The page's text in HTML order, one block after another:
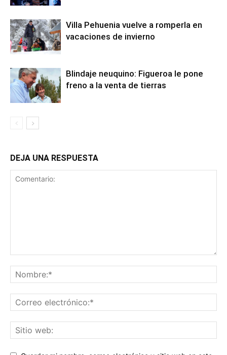
Villa Pehuenia vuelve a romperla en
vacaciones de invierno
Blindaje neuquino: Figueroa le pone
freno a la venta de tierras
DEJA UNA RESPUESTA